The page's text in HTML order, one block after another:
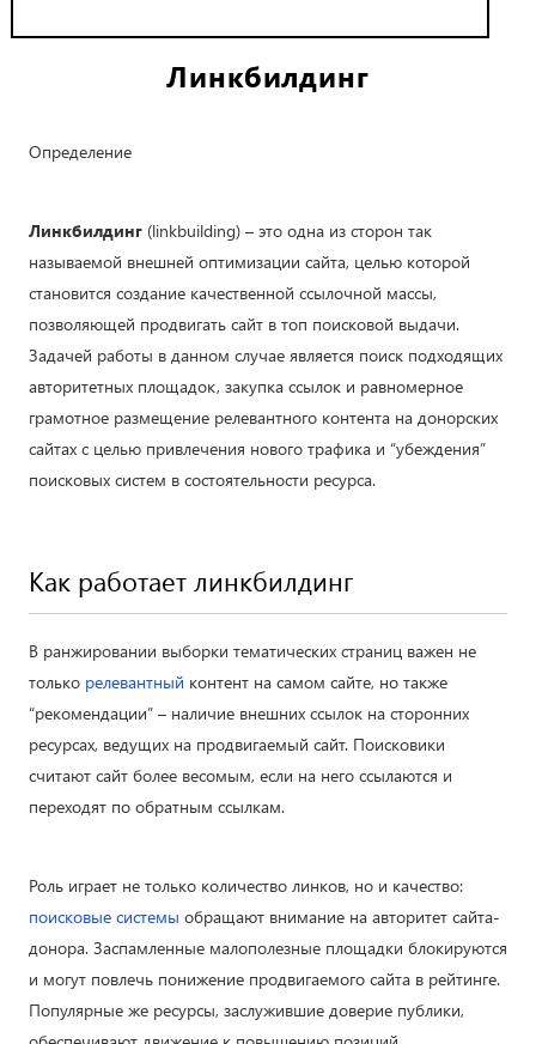
Линкбилдинг
Определение
Линкбилдинг (linkbuilding) – это одна из сторон так
называемой внешней оптимизации сайта, целью которой
становится создание качественной ссылочной массы,
позволяющей продвигать сайт в топ поисковой выдачи.
Задачей работы в данном случае является поиск подходящих
авторитетных площадок, закупка ссылок и равномерное
грамотное размещение релевантного контента на донорских
сайтах с целью привлечения нового трафика и “убеждения”
поисковых систем в состоятельности ресурса.
Как работает линкбилдинг
В ранжировании выборки тематических страниц важен не
только релевантный контент на самом сайте, но также
“рекомендации” – наличие внешних ссылок на сторонних
ресурсах, ведущих на продвигаемый сайт. Поисковики
считают сайт более весомым, если на него ссылаются и
переходят по обратным ссылкам.
Роль играет не только количество линков, но и качество:
поисковые системы обращают внимание на авторитет сайта-
донора. Заспамленные малополезные площадки блокируются
и могут повлечь понижение продвигаемого сайта в рейтинге.
Популярные же ресурсы, заслужившие доверие публики,